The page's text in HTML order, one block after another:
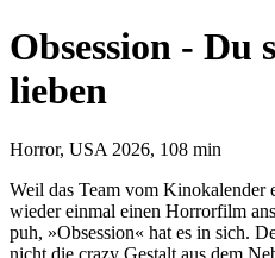
Obsession - Du
lieben
Horror, USA 2026, 108 min
Weil das Team vom Kinokalender
wieder einmal einen Horrorfilm
puh, »Obsession« hat es in sich.
nicht die crazy Gestalt aus dem